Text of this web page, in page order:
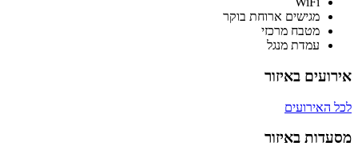
מגישים ארוחת בוקר
מטבח מרכזי
עמדת מנגל
אירועים באיזור
לכל האירועים
מסעדות באיזור